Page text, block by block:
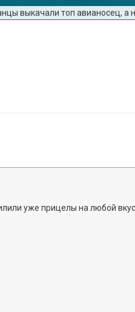
выкачали топ авианосец, а
уже прицелы на любой